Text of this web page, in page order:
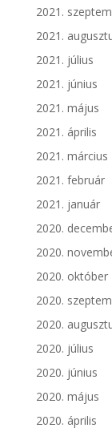
2021.
2021.
2021. július
2021. június
2021. május
2021. április
2021. március
2021. február
2021. január
2020.
2020.
2020. október
2020.
2020.
2020. július
2020. június
2020. május
2020. április